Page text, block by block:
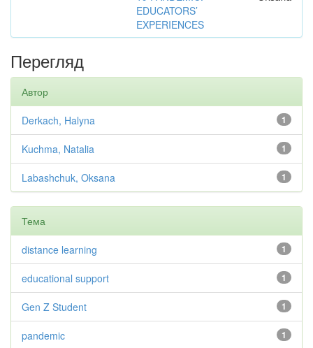
EDUCATORS’
EXPERIENCES
Перегляд
Автор
1
Derkach, Halyna
1
Kuchma, Natalia
1
Labashchuk, Oksana
Тема
1
distance learning
1
educational support
1
Gen Z Student
1
pandemic